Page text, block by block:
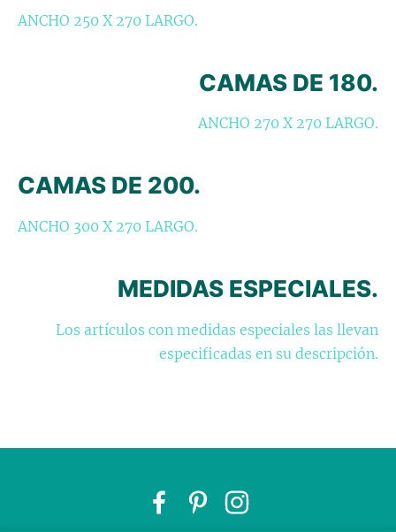
ANCHO 250 X 270 LARGO.
CAMAS DE 180.
ANCHO 270 X 270 LARGO.
CAMAS DE 200.
ANCHO 300 X 270 LARGO.
MEDIDAS ESPECIALES.
Los artículos con medidas especiales las llevan
especificadas en su descripción.